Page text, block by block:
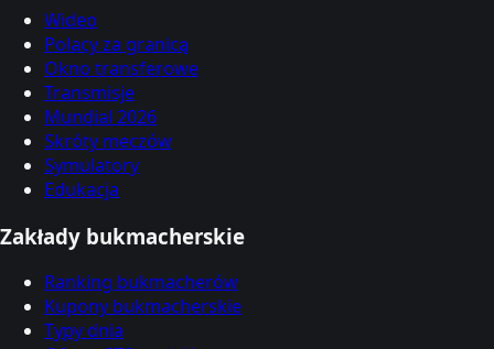
Wideo
Polacy za granicą
Okno transferowe
Transmisje
Mundial 2026
Skróty meczów
Symulatory
Edukacja
Zakłady bukmacherskie
Ranking bukmacherów
Kupony bukmacherskie
Typy dnia